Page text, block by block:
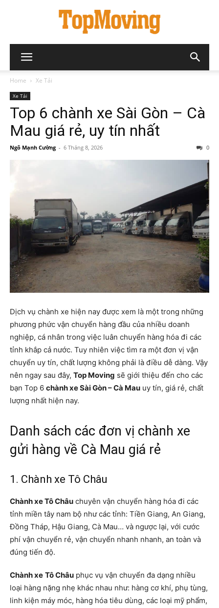
Home Xe Tải
Xe Tải
Top 6 chành xe Sài Gòn – Cà
Mau giá rẻ, uy tín nhất
Ngô Mạnh Cường - 6 Tháng 8, 2026 0
Dịch vụ chành xe hiện nay được xem là một trong những
phương phức vận chuyển hàng đầu của nhiều doanh
nghiệp, cá nhân trong việc luân chuyển hàng hóa đi các
tỉnh khắp cả nước. Tuy nhiên việc tìm ra một đơn vị vận
chuyển uy tín, chất lượng không phải là điều dễ dàng. Vậy
nên ngay sau đây, Top Moving sẽ giới thiệu đến cho các
bạn Top 6 chành xe Sài Gòn – Cà Mau uy tín, giá rẻ, chất
lượng nhất hiện nay.
Danh sách các đơn vị chành xe
gửi hàng về Cà Mau giá rẻ
1. Chành xe Tô Châu
Chành xe Tô Châu chuyên vận chuyển hàng hóa đi các
tỉnh miền tây nam bộ như các tỉnh: Tiền Giang, An Giang,
Đồng Tháp, Hậu Giang, Cà Mau… và ngược lại, với cước
phí vận chuyển rẻ, vận chuyển nhanh nhanh, an toàn và
đúng tiến độ.
Chành xe Tô Châu phục vụ vận chuyển đa dạng nhiều
loại hàng nặng nhẹ khác nhau như: hàng cơ khí, phụ tùng,
linh kiện máy móc, hàng hóa tiêu dùng, các loại mỹ phẩm,